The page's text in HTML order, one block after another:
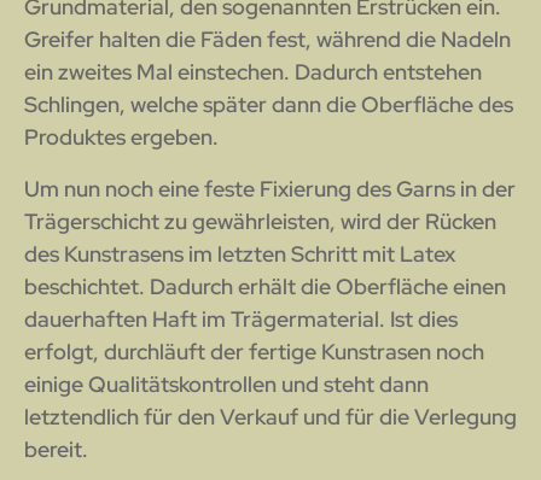
Grundmaterial, den sogenannten Erstrücken ein.
Greifer halten die Fäden fest, während die Nadeln
ein zweites Mal einstechen. Dadurch entstehen
Schlingen, welche später dann die Oberfläche des
Produktes ergeben.
Um nun noch eine feste Fixierung des Garns in der
Trägerschicht zu gewährleisten, wird der Rücken
des Kunstrasens im letzten Schritt mit Latex
beschichtet. Dadurch erhält die Oberfläche einen
dauerhaften Haft im Trägermaterial. Ist dies
erfolgt, durchläuft der fertige Kunstrasen noch
einige Qualitätskontrollen und steht dann
letztendlich für den Verkauf und für die Verlegung
bereit.